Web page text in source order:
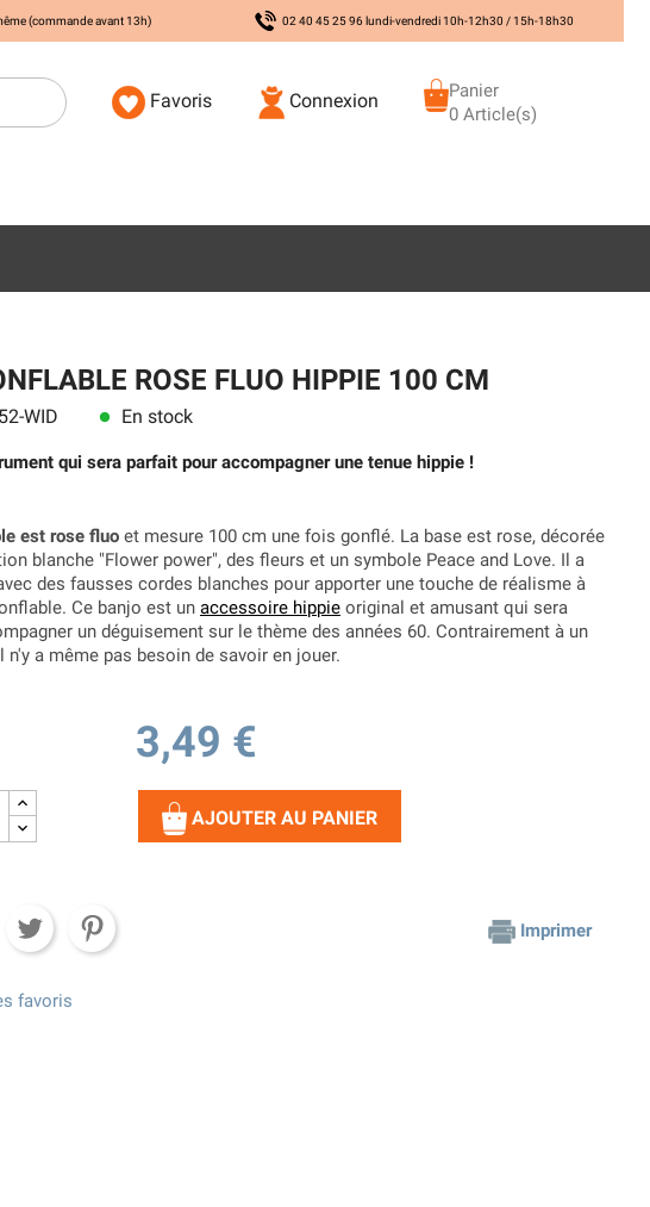
(commande avant 13h) 02 40 45 25 96 lundi-vendredi 10h-12h30 / 15h-18h30
Favoris Connexion
Panier
0 Article(s)
ROSE FLUO HIPPIE 100 CM
WID lens En stock
qui sera parfait pour accompagner une tenue hippie !
est rose fluo et mesure 100 cm une fois gonflé. La base est rose, décorée
blanche "Flower power", des fleurs et un symbole Peace and Love. Il a
des fausses cordes blanches pour apporter une touche de réalisme à
Ce banjo est un accessoire hippie original et amusant qui sera
un déguisement sur le thème des années 60. Contrairement à un
n'y a même pas besoin de savoir en jouer.
3,49 €
AJOUTER AU PANIER
Imprimer
favoris